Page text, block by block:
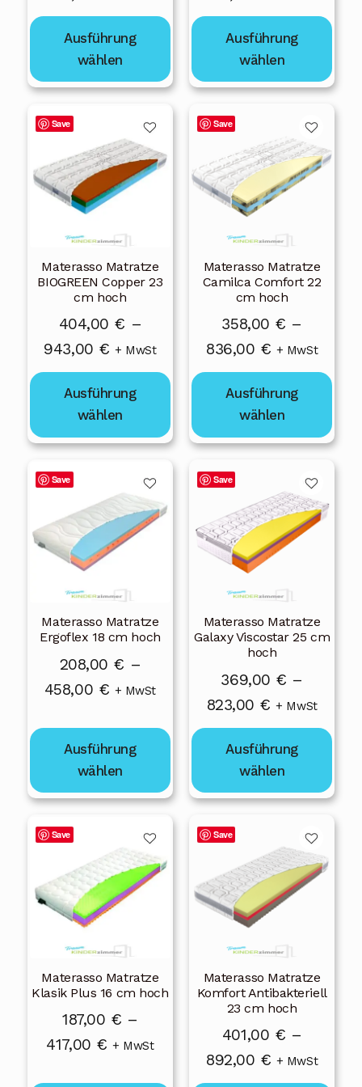
424,00 €
bis
944,00 €
Ausführung
wählen
gewählt
werden
545,00 €
bis
1
211,00 €
Ausführung
wählen
gewählt
werden
Save
Materasso Matratze
BIOGREEN Copper 23
cm hoch
404,00 € –
943,00 €Preisspanne:
404,00 €
bis
943,00 €
+ MwSt
Ausführung
wählen
Dieses
weist
mehrere
Varianten
Optionen
können
Produktseite
gewählt
werden
Save
Materasso Matratze
Camilca Comfort 22
cm hoch
358,00 € –
836,00 €Preisspanne:
358,00 €
bis
836,00 €
+ MwSt
Ausführung
wählen
Dieses
weist
mehrere
Varianten
Optionen
können
Produktseite
gewählt
werden
Save
Materasso Matratze
Ergoflex 18 cm hoch
208,00 € –
458,00 €Preisspanne:
458,00 €
+ MwSt
Ausführung
wählen
Dieses
Produkt
mehrere
Varianten
Optionen
können
der
gewählt
werden
Save
Materasso Matratze
Galaxy Viscostar 25 cm
hoch
369,00 € –
823,00 €Preisspanne:
369,00 €
bis
823,00 €
+ MwSt
Ausführung
wählen
Dieses
Produkt
weist
mehrere
Varianten
Optionen
können
Produktseite
gewählt
werden
Save
Materasso Matratze
Klasik Plus 16 cm hoch
187,00 € –
417,00 €Preisspanne:
+ MwSt
Dieses
mehrere
Varianten
Optionen
können
der
Save
Materasso Matratze
Komfort Antibakteriell
23 cm hoch
401,00 € –
892,00 €Preisspanne:
+ MwSt
Dieses
mehrere
Varianten
Optionen
können
Produktseite